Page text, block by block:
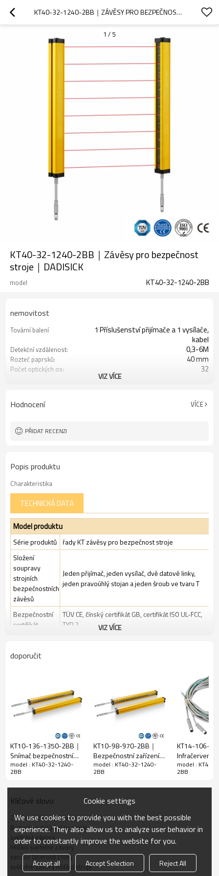
KT40-32-1240-2BB｜ZÁVĚSY PRO BEZPEČNOST STROJE｜DADISICK
1 / 5
KT40-32-1240-2BB｜Závěsy pro bezpečnost
stroje｜DADISICK
model KT40-32-1240-2BB
nemovitost
Tovární balení
1 Příslušenství přijímače a 1 vysílače,
kabel
Detekční vzdálenost: 0,3-6M
Rozteč paprsků: 40 mm
Počet optických os: 32
Zástrčka rozhraní Vybaveno konektorem M8
VIZ VÍCE
Hodnocení VÍCE
PŘIDAT RECENZI
Popis produktu
Charakteristika
TECHNICKÁ DATA
Model produktu
Série produktů řady KT závěsy pro bezpečnost stroje
Složení
soupravy
strojních
bezpečnostních
závěsů
Jeden přijímač, jeden vysílač, dvě datové linky,
jeden pravoúhlý stojan a jeden šroub ve tvaru T
Bezpečnostní
certifikát
TÜV CE, čínský certifikát GB, certifikát ISO UL-FCC,
TYP 2
paprsku
40 mm
Zjistit přesnost 48 mm
32
Provozní
rozsah
1240 mm
produktu
29mm*29mm*L，L je délka vysílače a přijímače.
Detekční
vzdálenost
30-6000 mm
Doba odezvy
≤15 ms
Mechanická data
Domovní
VIZ VÍCE
doporučit
KT10-136-1350-2BB｜
Snímač bezpečnostní
bariéry｜DADISICK
model : KT40-32-1240-
2BB
KT10-98-970-2BB｜
Bezpečnostní zařízení
strojů｜DADISICK
model : KT40-32-1240-
2BB
KT14-106-
Infračervený
závěs｜
model : KT40-
2BB
Klíčové slovo
Závěsy pro bezpečnost stroje
Bezpečnostní závěsy stroje
světelná závora
hlídání světelné závory
senzor laserové clony
světelné závory hlídání stroje
Cookie settings
We use cookies to provide you with the best possible
experience. They also allow us to analyze user behavior in
order to constantly improve the website for you.
Accept all Accept Selection Reject All